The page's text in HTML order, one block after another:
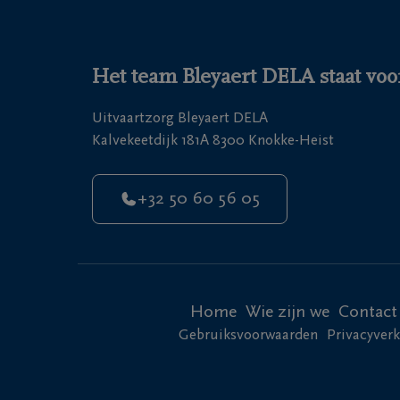
Het team Bleyaert DELA staat
Uitvaartzorg Bleyaert DELA
Kalvekeetdijk 181A 8300 Knokke-Heist
+32 50 60 56 05
Home Wie zijn we Contact
Gebruiksvoorwaarden